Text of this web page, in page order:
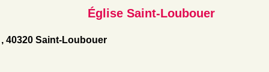
Église Saint-Loubouer
, 40320 Saint-Loubouer